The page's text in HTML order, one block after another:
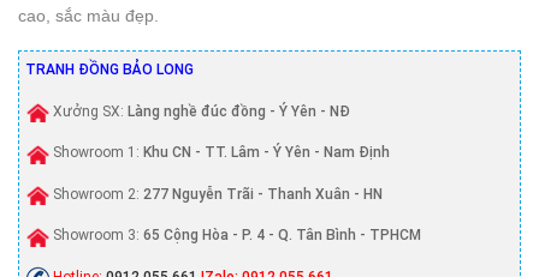
cao, sắc màu đẹp.
TRANH ĐỒNG BẢO LONG
Xưởng SX: Làng nghề đúc đồng - Ý Yên - NĐ
Showroom 1: Khu CN - TT. Lâm - Ý Yên - Nam Định
Showroom 2: 277 Nguyễn Trãi - Thanh Xuân - HN
Showroom 3: 65 Cộng Hòa - P. 4 - Q. Tân Bình - TPHCM